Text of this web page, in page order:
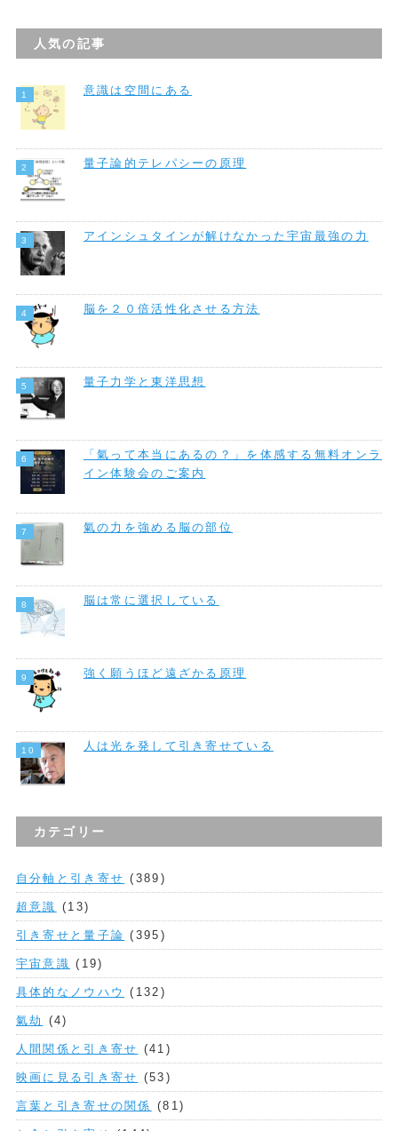
人気の記事
意識は空間にある
量子論的テレパシーの原理
アインシュタインが解けなかった宇宙最強の力
脳を２０倍活性化させる方法
量子力学と東洋思想
「氣って本当にあるの？」を体感する無料オンラ
イン体験会のご案内
氣の力を強める脳の部位
脳は常に選択している
強く願うほど遠ざかる原理
人は光を発して引き寄せている
カテゴリー
自分軸と引き寄せ (389)
超意識 (13)
引き寄せと量子論 (395)
宇宙意識 (19)
具体的なノウハウ (132)
氣劫 (4)
人間関係と引き寄せ (41)
映画に見る引き寄せ (53)
言葉と引き寄せの関係 (81)